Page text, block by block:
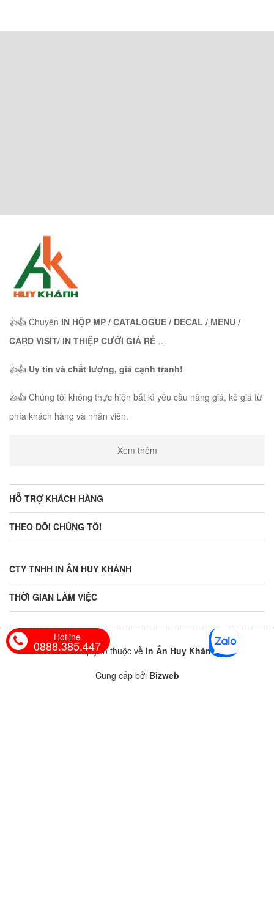
👍👍 Chuyên IN HỘP MP / CATALOGUE / DECAL / MENU /
CARD VISIT/ IN THIỆP CƯỚI GIÁ RẺ …
👍👍 Uy tín và chất lượng, giá cạnh tranh!
👍👍 Chúng tôi không thực hiện bất kì yêu cầu nâng giá, kê giá từ
phía khách hàng và nhân viên.
Xem thêm
HỖ TRỢ KHÁCH HÀNG
THEO DÕI CHÚNG TÔI
CTY TNHH IN ẤN HUY KHÁNH
THỜI GIAN LÀM VIỆC
© Bản quyền thuộc về In Ấn Huy Khánh
Cung cấp bởi Bizweb
Hotline
0888.385.447